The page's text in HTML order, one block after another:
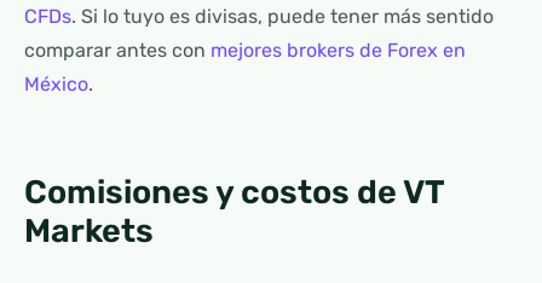
CFDs. Si lo tuyo es divisas, puede tener más sentido
comparar antes con mejores brokers de Forex en
México.
Comisiones y costos de VT
Markets